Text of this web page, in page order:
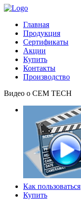
Главная
Продукция
Сертификаты
Акции
Купить
Контакты
Производство
Видео о CEM TECH
Как пользоваться
Купить